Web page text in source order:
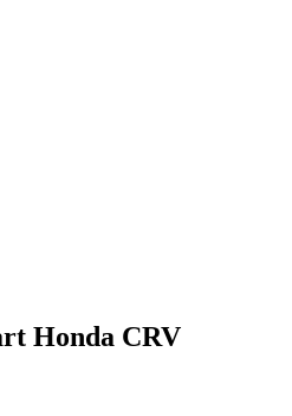
Honda CRV